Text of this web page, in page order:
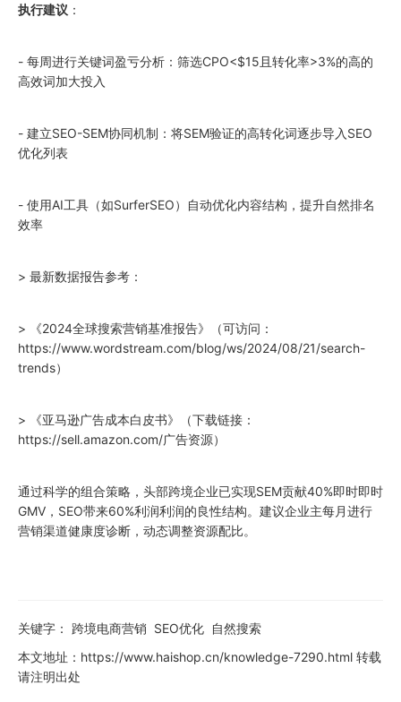
执行建议 ：
- 每周进行关键词盈亏分析：筛选CPO<$15且转化率>3%的高的
高效词加大投入
- 建立SEO-SEM协同机制：将SEM验证的高转化词逐步导入SEO
优化列表
- 使用AI工具（如SurferSEO）自动优化内容结构，提升自然排名
效率
> 最新数据报告参考：
> 《2024全球搜索营销基准报告》（可访问：
https://www.wordstream.com/blog/ws/2024/08/21/search-
trends）
> 《亚马逊广告成本白皮书》（下载链接：
https://sell.amazon.com/广告资源）
通过科学的组合策略，头部跨境企业已实现SEM贡献40%即时即时
GMV，SEO带来60%利润利润的良性结构。建议企业主每月进行
营销渠道健康度诊断，动态调整资源配比。
关键字： 跨境电商营销 SEO优化 自然搜索
本文地址： https://www.haishop.cn/knowledge-7290.html 转载
请注明出处